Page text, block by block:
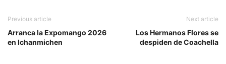
Previous article
Arranca la Expomango 2026
en Ichanmichen
Next article
Los Hermanos Flores se
despiden de Coachella